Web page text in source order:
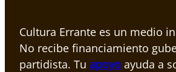
Cultura Errante es un medio
No recibe financiamiento
partidista. Tu apoyo ayuda a